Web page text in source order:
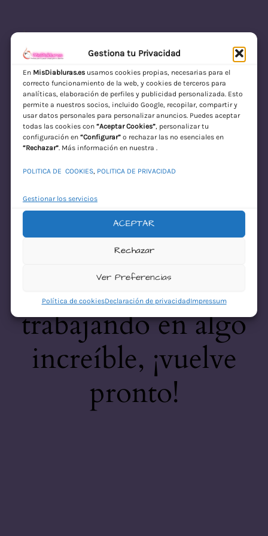
Gestiona tu Privacidad
En MisDiabluras.esusamos cookies propias, necesarias para el
correcto funcionamiento de la web, y cookies de terceros para
analíticas, elaboración de perfiles y publicidad personalizada. Esto
permite a nuestros socios, incluido Google, recopilar, compartir y
usar datos personales para personalizar anuncios. Puedes aceptar
todas las cookies con “Aceptar Cookies”, personalizar tu
configuración en “Configurar”o rechazar las no esenciales en
“Rechazar”. Más información en nuestra .
POLITICA DE COOKIES, POLITICA DE PRIVACIDAD
Gestionar los servicios
ACEPTAR
Rechazar
Ver Preferencias
Política de cookiesDeclaración de privacidadImpressum
MisDiabluras | Sexshop Online con Envío
Discreto en España
Acceder
¡Disculpa este
desastre! Estamos
trabajando en algo
increíble, ¡vuelve
pronto!